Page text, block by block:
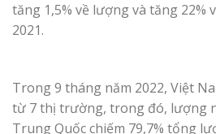
tăng 1,5% về lượng và tăng 22%
2021.
Trong 9 tháng năm 2022, Việt
từ 7 thị trường, trong đó, lượng
Trung Quốc chiếm 79,7% tổng